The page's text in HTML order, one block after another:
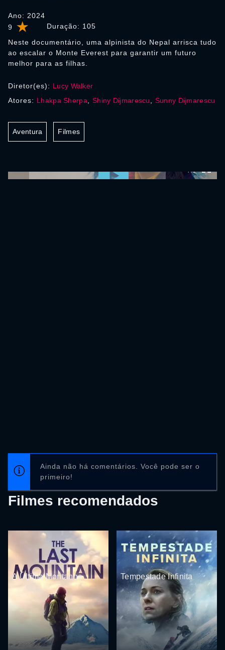
9 Duração: 105
Ano: 2024
Neste documentário, uma alpinista do Nepal arrisca tudo
ao escalar o Monte Everest para garantir um futuro
melhor para as filhas.
Diretor(es): Lucy Walker
Atores: Lhakpa Sherpa Shiny Dijmarescu Sunny Dijmarescu
Aventura Filmes
Ainda não há comentários. Você pode ser o
primeiro!
Filmes recomendados
A Última Montanha Tempestade Infinita